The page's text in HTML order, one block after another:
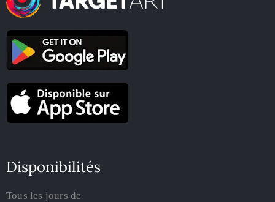
Disponibilités
Tous les jours de